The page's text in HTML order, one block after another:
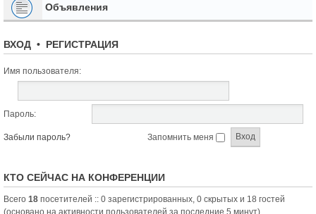
Объявления
ВХОД • РЕГИСТРАЦИЯ
Имя пользователя:
Пароль:
Забыли пароль? Запомнить меня
КТО СЕЙЧАС НА КОНФЕРЕНЦИИ
Всего 18 посетителей :: 0 зарегистрированных, 0 скрытых и 18 гостей
(основано на активности пользователей за последние 5 минут)